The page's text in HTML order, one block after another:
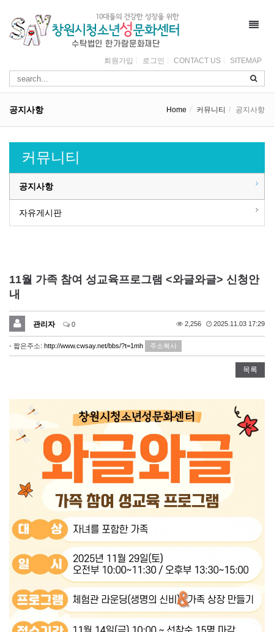
회원가입 로그인 CONTACT US SITEMAP
공지사항 Home 커뮤니티 공지사항
커뮤니티
공지사항
자유게시판
11월 가족 참여 성교육프로그램 <와글와글> 신청안
내
관리자 0 2,256 2025.11.03 17:29
- 짧은주소: http://www.cwsay.net/bbs/?t=1mh 주소복사
목록